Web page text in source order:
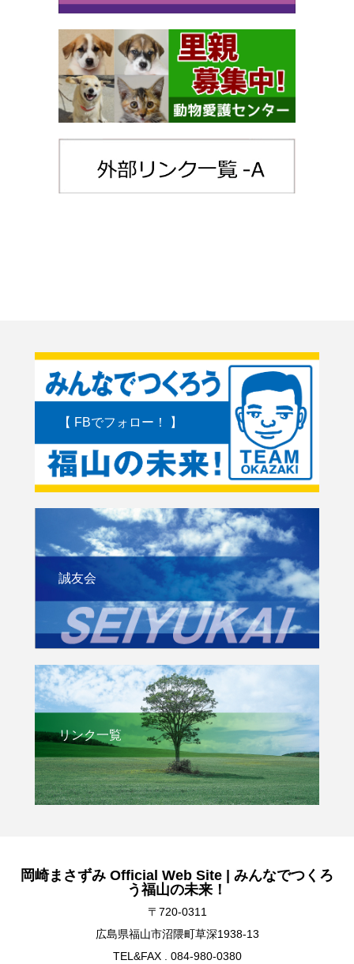
【 FBでフォロー！ 】
誠友会
リンク一覧
岡崎まさずみ Official Web Site | みんなでつくろ
う福山の未来！
〒720-0311
広島県福山市沼隈町草深1938-13
TEL&FAX . 084-980-0380